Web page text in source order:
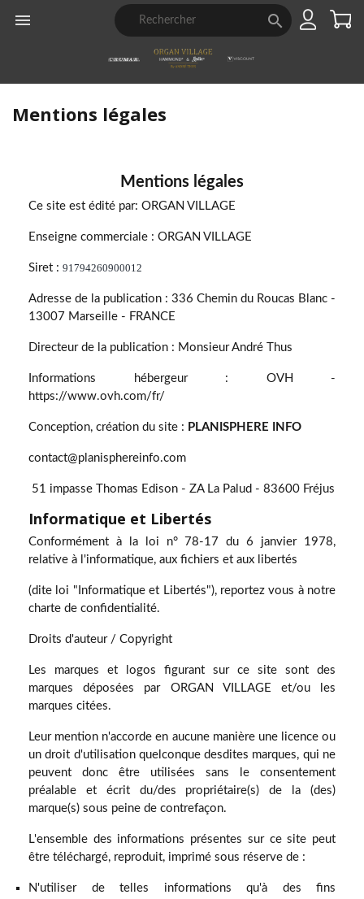
 
Mentions légales
Mentions légales
Ce site est édité par: ORGAN VILLAGE
Enseigne commerciale : ORGAN VILLAGE
Siret : 91794260900012
Adresse de la publication : 336 Chemin du Roucas Blanc -
13007 Marseille - FRANCE
Directeur de la publication : Monsieur André Thus
Informations hébergeur : OVH -
https://www.ovh.com/fr/
Conception, création du site : PLANISPHERE INFO
contact@planisphereinfo.com
51 impasse Thomas Edison - ZA La Palud - 83600 Fréjus
Informatique et Libertés
Conformément à la loi n° 78-17 du 6 janvier 1978,
relative à l'informatique, aux fichiers et aux libertés
(dite loi "Informatique et Libertés"), reportez vous à notre
charte de confidentialité.
Droits d'auteur / Copyright
Les marques et logos figurant sur ce site sont des
marques déposées par ORGAN VILLAGE et/ou les
marques citées.
Leur mention n'accorde en aucune manière une licence ou
un droit d'utilisation quelconque desdites marques, qui ne
peuvent donc être utilisées sans le consentement
préalable et écrit du/des propriétaire(s) de la (des)
marque(s) sous peine de contrefaçon.
L'ensemble des informations présentes sur ce site peut
être téléchargé, reproduit, imprimé sous réserve de :
N'utiliser de telles informations qu'à des fins